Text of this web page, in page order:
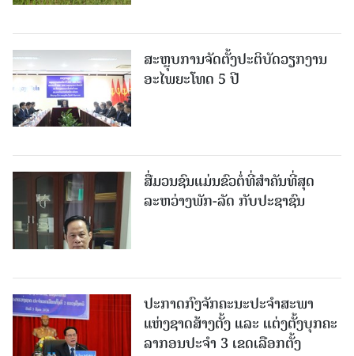
ສະຫຼຸບການຈັດຕັ້ງປະຕິບັດວຽກງານ
ອະໄພຍະໂທດ 5 ປີ
ສື່ມວນຊົນແມ່ນຂົວຕໍ່ທີ່ສໍາຄັນທີ່ສຸດ
ລະຫວ່າງພັກ-ລັດ ກັບປະຊາຊົນ
ປະກາດກົງຈັກຄະນະປະຈໍາສະພາ
ແຫ່ງຊາດສ້າງຕັ້ງ ແລະ ແຕ່ງຕັ້ງບຸກຄະ
ລາກອນປະຈໍາ 3 ເຂດເລືອກຕັ້ງ